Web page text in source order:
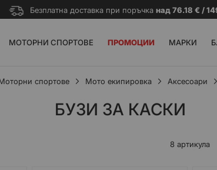
Безплатна доставка при поръчка над 76.18 € /
МОТОРНИ СПОРТОВЕ ПРОМОЦИИ МАРКИ
спортове Мото екипировка Аксесоари
БУЗИ ЗА КАСКИ
8 артикула